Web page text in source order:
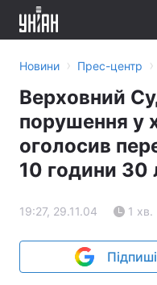
Новини › Прес-центр ›
Верховний
порушення у
оголосив
10 години 30
19:27, 29.11.04 1 хв.